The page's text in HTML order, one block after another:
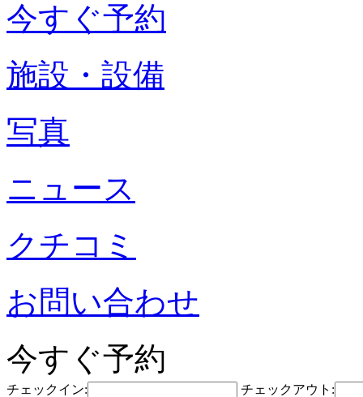
今すぐ予約
施設・設備
写真
ニュース
クチコミ
お問い合わせ
今すぐ予約
チェックイン: チェックアウト: